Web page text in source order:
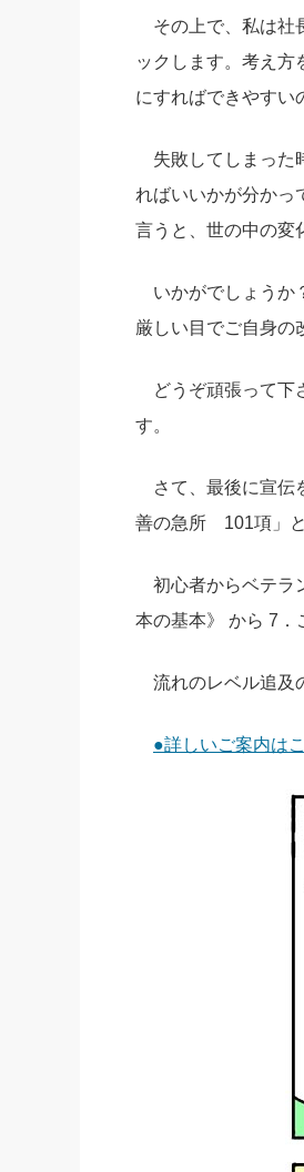
その上で、私は社
ックします。考え方
にすればできやすい
失敗してしまった
ればいいかが分かっ
言うと、世の中の変
いかがでしょうか
厳しい目でご自身の
どうぞ頑張って下
す。
さて、最後に宣伝
善の急所 101項」と
初心者からベテラ
本の基本》 から 7．
流れのレベル追及
●詳しいご案内は